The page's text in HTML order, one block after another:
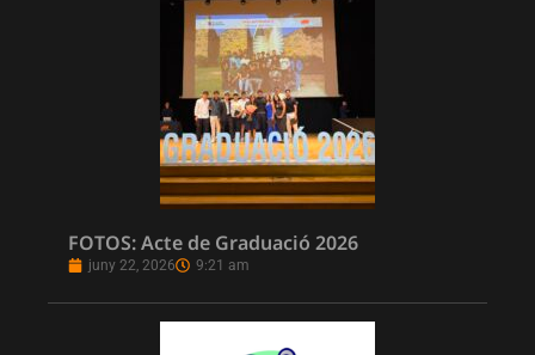
FOTOS: Acte de Graduació 2026
juny 22, 2026 9:21 am